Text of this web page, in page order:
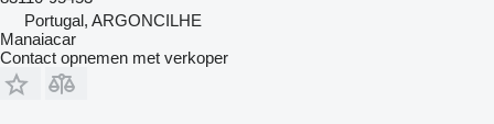
Portugal, ARGONCILHE
Manaiacar
Contact opnemen met verkoper